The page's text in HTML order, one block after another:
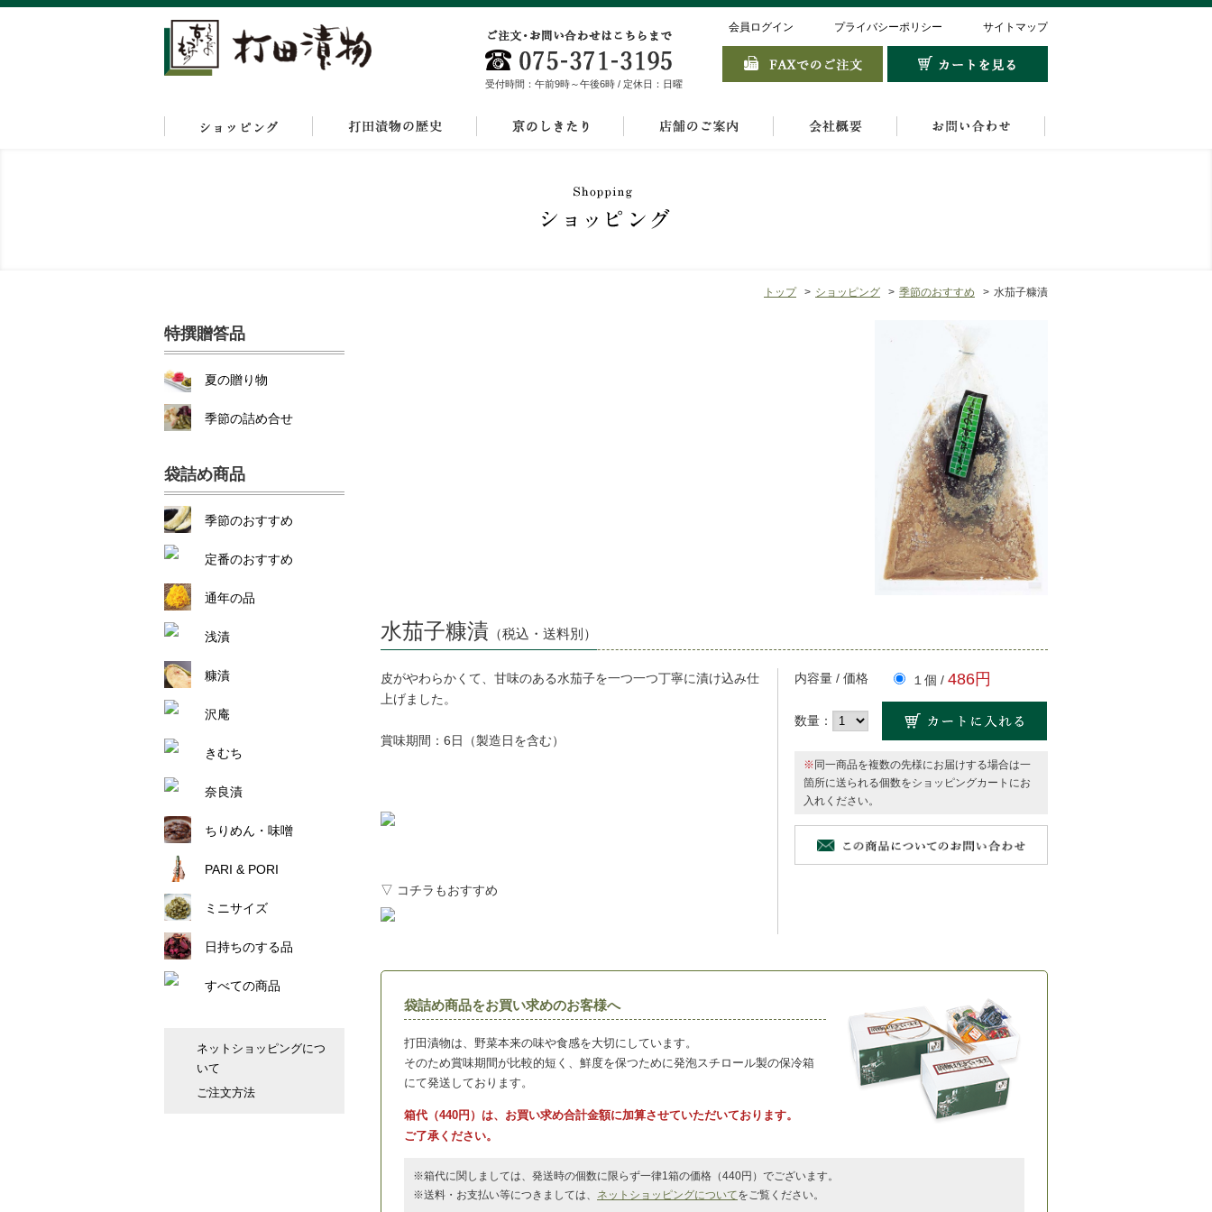
受付時間：午前9時～午後6時 / 定休日：日曜
会員ログイン プライバシーポリシー サイトマップ
トップ ショッピング 季節のおすすめ 水茄子糠漬
水茄子糠漬 （税込・送料別）
皮がやわらかくて、甘味のある水茄子を一つ一つ丁寧に漬け込み仕
上げました。
賞味期間 ：6日 （製造日を含む）
▽ コチラもおすすめ
内容量 / 価格 １個 / 486円
数量：
※ 同一商品を複数の先様にお届けする場合は一
箇所に送られる個数をショッピングカートにお
入れください。
袋詰め商品をお買い求めのお客様へ
打田漬物は、野菜本来の味や食感を大切にしています。
そのため賞味期間が比較的短く、鮮度を保つために発泡スチロール製の保冷箱
にて発送しております。
箱代（440円）は、お買い求め合計金額に加算させていただいております。
ご了承ください。
※箱代に関しましては、発送時の個数に限らず一律1箱の価格（440円）でございます。
※送料・お支払い等につきましては、 ネットショッピングについてをご覧ください。
特撰贈答品
夏の贈り物
季節の詰め合せ
袋詰め商品
季節のおすすめ
定番のおすすめ
通年の品
浅漬
糠漬
沢庵
きむち
奈良漬
ちりめん・味噌
PARI & PORI
ミニサイズ
日持ちのする品
すべての商品
ネットショッピングにつ
いて
ご注文方法